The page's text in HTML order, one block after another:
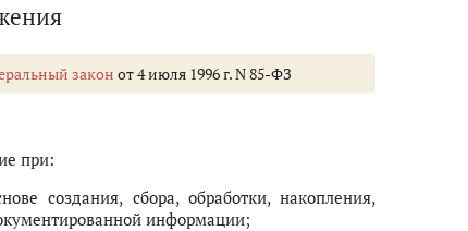
закон от 4 июля 1996 г. N 85-ФЗ
при:
создания, сбора, обработки, накопления,
информации;